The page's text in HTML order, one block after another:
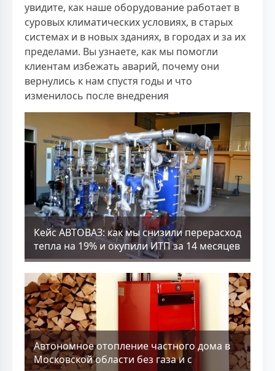
увидите, как наше оборудование работает в
суровых климатических условиях, в старых
системах и в новых зданиях, в городах и за их
пределами. Вы узнаете, как мы помогли
клиентам избежать аварий, почему они
вернулись к нам спустя годы и что
изменилось после внедрения
Кейс АВТОВАЗ: как мы снизили перерасход
тепла на 19% и окупили ИТП за 14 месяцев
Aвтономное отопление частного дома в
Московской области без газа и с